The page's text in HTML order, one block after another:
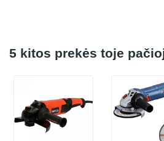
5 kitos prekės toje